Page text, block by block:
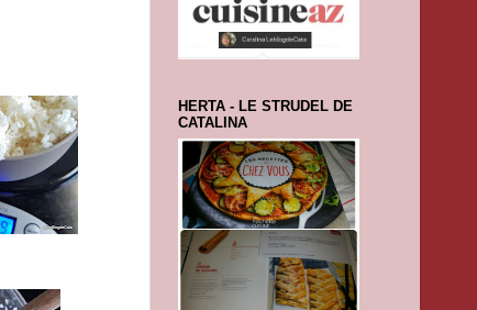
HERTA - LE STRUDEL DE
CATALINA